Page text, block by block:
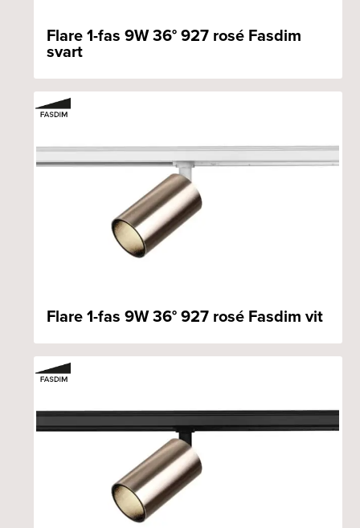
Flare 1-fas 9W 36° 927 rosé Fasdim
svart
Flare 1-fas 9W 36° 927 rosé Fasdim vit